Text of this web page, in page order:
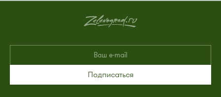
Подписаться